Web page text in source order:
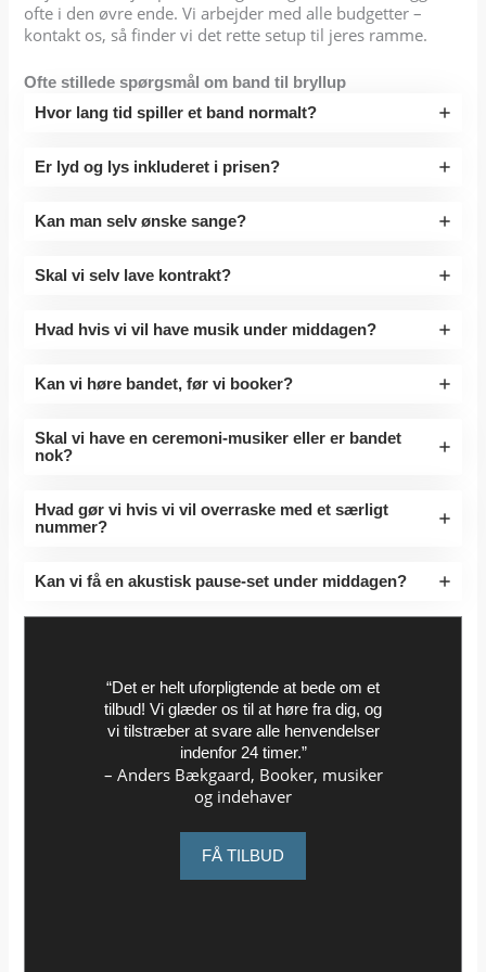
ofte i den øvre ende. Vi arbejder med alle budgetter –
kontakt os, så finder vi det rette setup til jeres ramme.
Ofte stillede spørgsmål om band til bryllup
Hvor lang tid spiller et band normalt?
Er lyd og lys inkluderet i prisen?
Kan man selv ønske sange?
Skal vi selv lave kontrakt?
Hvad hvis vi vil have musik under middagen?
Kan vi høre bandet, før vi booker?
Skal vi have en ceremoni-musiker eller er bandet
nok?
Hvad gør vi hvis vi vil overraske med et særligt
nummer?
Kan vi få en akustisk pause-set under middagen?
“Det er helt uforpligtende at bede om et
tilbud! Vi glæder os til at høre fra dig, og
vi tilstræber at svare alle henvendelser
indenfor 24 timer.”
– Anders Bækgaard, Booker, musiker
og indehaver
FÅ TILBUD